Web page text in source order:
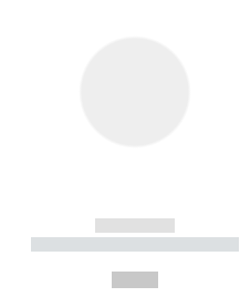
------------
----------- ----------- --------